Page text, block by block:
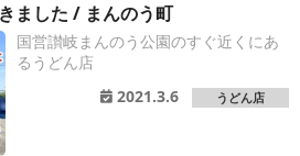
ました / まんのう町
国営讃岐まんのう公園のすぐ近くにあ
るうどん店
2021.3.6
うどん店